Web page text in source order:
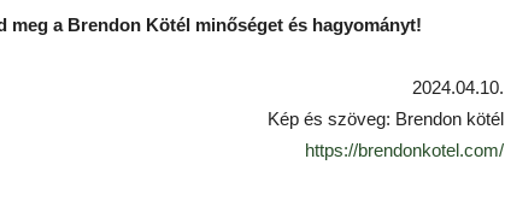
meg a Brendon Kötél minőséget és hagyományt!
2024.04.10.
Kép és szöveg: Brendon kötél
https://brendonkotel.com/